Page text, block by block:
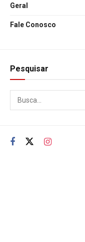
Geral
Fale Conosco
Pesquisar